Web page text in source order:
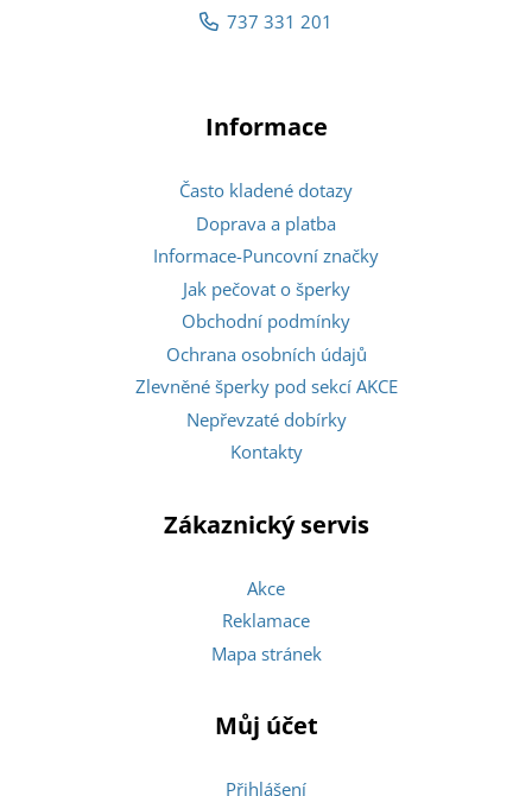
737 331 201
Informace
Často kladené dotazy
Doprava a platba
Informace-Puncovní značky
Jak pečovat o šperky
Obchodní podmínky
Ochrana osobních údajů
Zlevněné šperky pod sekcí AKCE
Nepřevzaté dobírky
Kontakty
Zákaznický servis
Akce
Reklamace
Mapa stránek
Můj účet
Přihlášení